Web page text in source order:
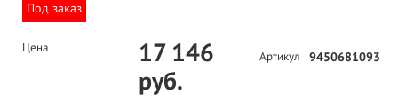
Под заказ
Цена
17 146
руб.
Артикул 9450681093